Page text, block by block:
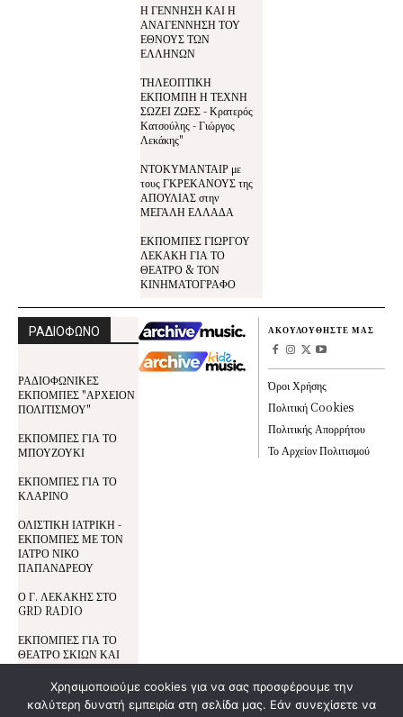
Η ΓΕΝΝΗΣΗ ΚΑΙ Η
ΑΝΑΓΕΝΝΗΣΗ ΤΟΥ
ΕΘΝΟΥΣ ΤΩΝ
ΕΛΛΗΝΩΝ
ΤΗΛΕΟΠΤΙΚΗ
ΕΚΠΟΜΠΗ Η ΤΕΧΝΗ
ΣΩΖΕΙ ΖΩΕΣ - Κρατερός
Κατσούλης - Γιώργος
Λεκάκης"
ΝΤΟΚΥΜΑΝΤΑΙΡ με
τους ΓΚΡΕΚΑΝΟΥΣ της
ΑΠΟΥΛΙΑΣ στην
ΜΕΓΑΛΗ ΕΛΛΑΔΑ
ΕΚΠΟΜΠΕΣ ΓΙΩΡΓΟΥ
ΛΕΚΑΚΗ ΓΙΑ ΤΟ
ΘΕΑΤΡΟ & ΤΟΝ
ΚΙΝΗΜΑΤΟΓΡΑΦΟ
ΡΑΔΙΟΦΩΝΟ
ΡΑΔΙΟΦΩΝΙΚΕΣ
ΕΚΠΟΜΠΕΣ "ΑΡΧΕΙΟΝ
ΠΟΛΙΤΙΣΜΟΥ"
ΕΚΠΟΜΠΕΣ ΓΙΑ ΤΟ
ΜΠΟΥΖΟΥΚΙ
ΕΚΠΟΜΠΕΣ ΓΙΑ ΤΟ
ΚΛΑΡΙΝΟ
ΟΛΙΣΤΙΚΗ ΙΑΤΡΙΚΗ -
ΕΚΠΟΜΠΕΣ ΜΕ ΤΟΝ
ΙΑΤΡΟ ΝΙΚΟ
ΠΑΠΑΝΔΡΕΟΥ
Ο Γ. ΛΕΚΑΚΗΣ ΣΤΟ
GRD RADIO
ΕΚΠΟΜΠΕΣ ΓΙΑ ΤΟ
ΘΕΑΤΡΟ ΣΚΙΩΝ ΚΑΙ
ΤΟΝ ΚΑΡΑΓΚΙΟΖΗ
ΑΚΟΥΛΟΥΘΗΣΤΕ ΜΑΣ
Όροι Χρήσης
Πολιτική Cookies
Πολιτικής Απορρήτου
Το Αρχείον Πολιτισμού
Χρησιμοποιούμε cookies για να σας προσφέρουμε την
καλύτερη δυνατή εμπειρία στη σελίδα μας. Εάν συνεχίσετε να